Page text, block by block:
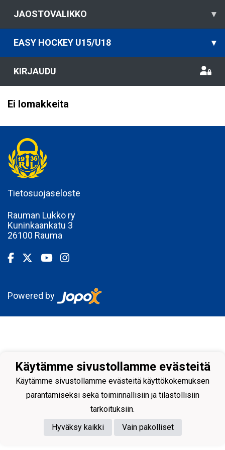
JAOSTOVALIKKO ▾
EASY HOCKEY U15/U18 ▾
KIRJAUDU
Ei lomakkeita
Tietosuojaseloste
Rauman Lukko ry
Kuninkaankatu 3
26100 Rauma
Powered by
Käytämme sivustollamme evästeitä
Käytämme sivustollamme evästeitä käyttökokemuksen
parantamiseksi sekä toiminnallisiin ja tilastollisiin
tarkoituksiin.
Hyväksy kaikki
Vain pakolliset